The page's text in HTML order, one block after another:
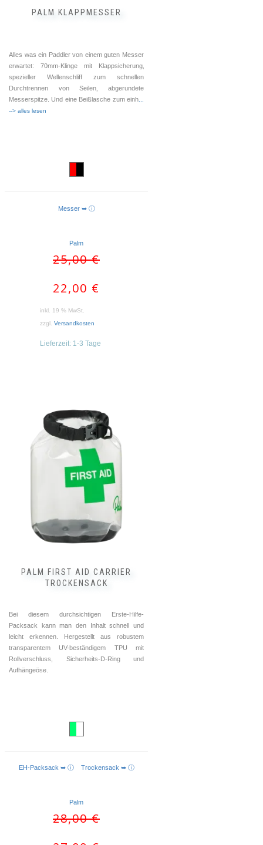
PALM KLAPPMESSER
Alles was ein Paddler von einem guten Messer
erwartet: 70mm-Klinge mit Klappsicherung‚
spezieller Wellenschliff zum schnellen
Durchtrennen von Seilen‚ abgerundete
Messerspitze. Und eine Beißlasche zum einh...
--> alles lesen
WEITERLESEN
Messer ➥ ⓘ
Palm
25,00€
22,00 €
inkl. 19 % MwSt.
zzgl. Versandkosten
Lieferzeit: 1-3 Tage
PALM FIRST AID CARRIER
TROCKENSACK
Bei diesem durchsichtigen Erste-Hilfe-
Packsack kann man den Inhalt schnell und
leicht erkennen. Hergestellt aus robustem
transparentem UV-beständigem TPU mit
Rollverschluss, Sicherheits-D-Ring und
Aufhängeöse.
EH-Packsack ➥ ⓘ Trockensack ➥ ⓘ
Palm
28,00€